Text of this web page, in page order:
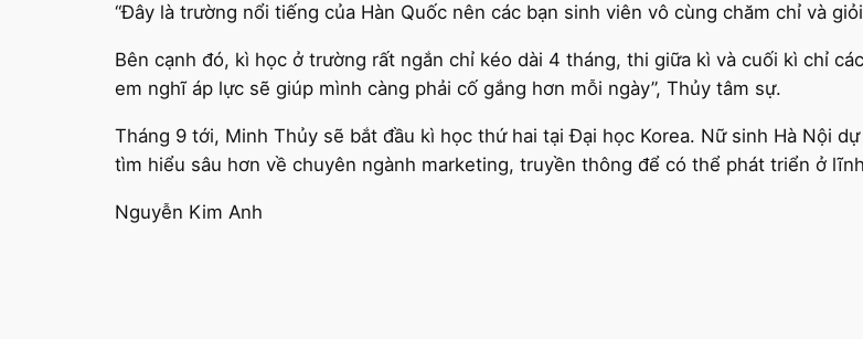
“Đây là trường nổi tiếng của Hàn Quốc nên các bạn sinh viên vô cùng chăm chỉ và
Bên cạnh đó, kì học ở trường rất ngắn chỉ kéo dài 4 tháng, thi giữa kì và cuối kì chỉ
em nghĩ áp lực sẽ giúp mình càng phải cố gắng hơn mỗi ngày”, Thủy tâm sự.
Tháng 9 tới, Minh Thủy sẽ bắt đầu kì học thứ hai tại Đại học Korea. Nữ sinh Hà Nội
tìm hiểu sâu hơn về chuyên ngành marketing, truyền thông để có thể phát triển ở
Nguyễn Kim Anh